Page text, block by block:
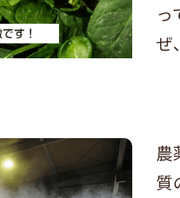
っ
ぜ
農
質